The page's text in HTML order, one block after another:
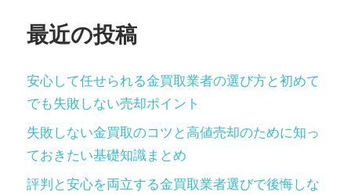
ジ
送
り
最近の投稿
安心して任せられる金買取業者の選び方と初めて
でも失敗しない売却ポイント
失敗しない金買取のコツと高値売却のために知っ
ておきたい基礎知識まとめ
評判と安心を両立する金買取業者選びで後悔しな